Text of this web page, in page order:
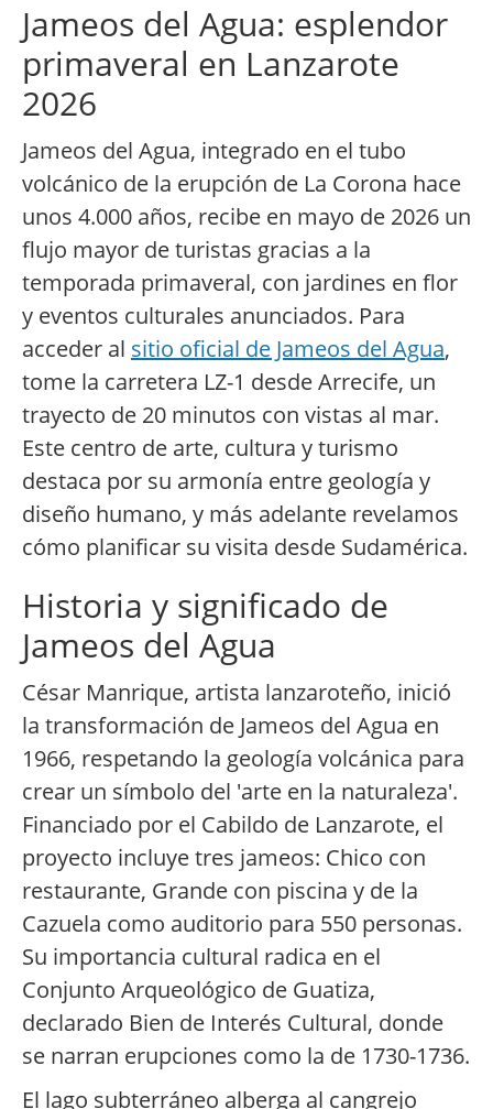
Jameos del Agua: esplendor
primaveral en Lanzarote
2026
Jameos del Agua, integrado en el tubo
volcánico de la erupción de La Corona hace
unos 4.000 años, recibe en mayo de 2026 un
flujo mayor de turistas gracias a la
temporada primaveral, con jardines en flor
y eventos culturales anunciados. Para
acceder al sitio oficial de Jameos del Agua,
tome la carretera LZ-1 desde Arrecife, un
trayecto de 20 minutos con vistas al mar.
Este centro de arte, cultura y turismo
destaca por su armonía entre geología y
diseño humano, y más adelante revelamos
cómo planificar su visita desde Sudamérica.
Historia y significado de
Jameos del Agua
César Manrique, artista lanzaroteño, inició
la transformación de Jameos del Agua en
1966, respetando la geología volcánica para
crear un símbolo del 'arte en la naturaleza'.
Financiado por el Cabildo de Lanzarote, el
proyecto incluye tres jameos: Chico con
restaurante, Grande con piscina y de la
Cazuela como auditorio para 550 personas.
Su importancia cultural radica en el
Conjunto Arqueológico de Guatiza,
declarado Bien de Interés Cultural, donde
se narran erupciones como la de 1730-1736.
El lago subterráneo alberga al cangrejo